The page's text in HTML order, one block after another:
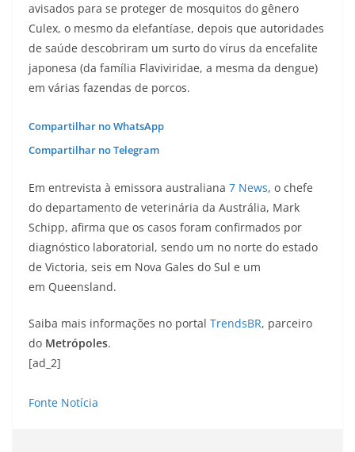
avisados para se proteger de mosquitos do gênero
Culex, o mesmo da elefantíase, depois que autoridades
de saúde descobriram um surto do vírus da encefalite
japonesa (da família Flaviviridae, a mesma da dengue)
em várias fazendas de porcos.
Compartilhar no WhatsApp
Compartilhar no Telegram
Em entrevista à emissora australiana 7 News, o chefe
do departamento de veterinária da Austrália, Mark
Schipp, afirma que os casos foram confirmados por
diagnóstico laboratorial, sendo um no norte do estado
de Victoria, seis em Nova Gales do Sul e um
em Queensland.
Saiba mais informações no portal TrendsBR, parceiro
do Metrópoles.
[ad_2]
Fonte Notícia